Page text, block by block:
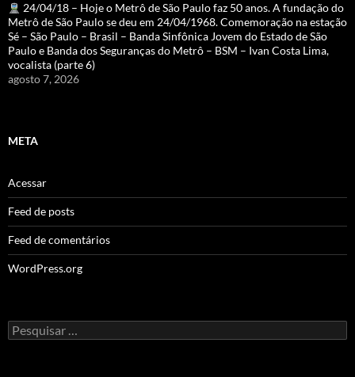
24/04/18 – Hoje o Metrô de São Paulo faz 50 anos. A fundação do
Metrô de São Paulo se deu em 24/04/1968. Comemoração na estação
Sé – São Paulo – Brasil – Banda Sinfônica Jovem do Estado de São
Paulo e Banda dos Seguranças do Metrô – BSM – Ivan Costa Lima,
vocalista (parte 6)
agosto 7, 2026
META
Acessar
Feed de posts
Feed de comentários
WordPress.org
Pesquisar
por: